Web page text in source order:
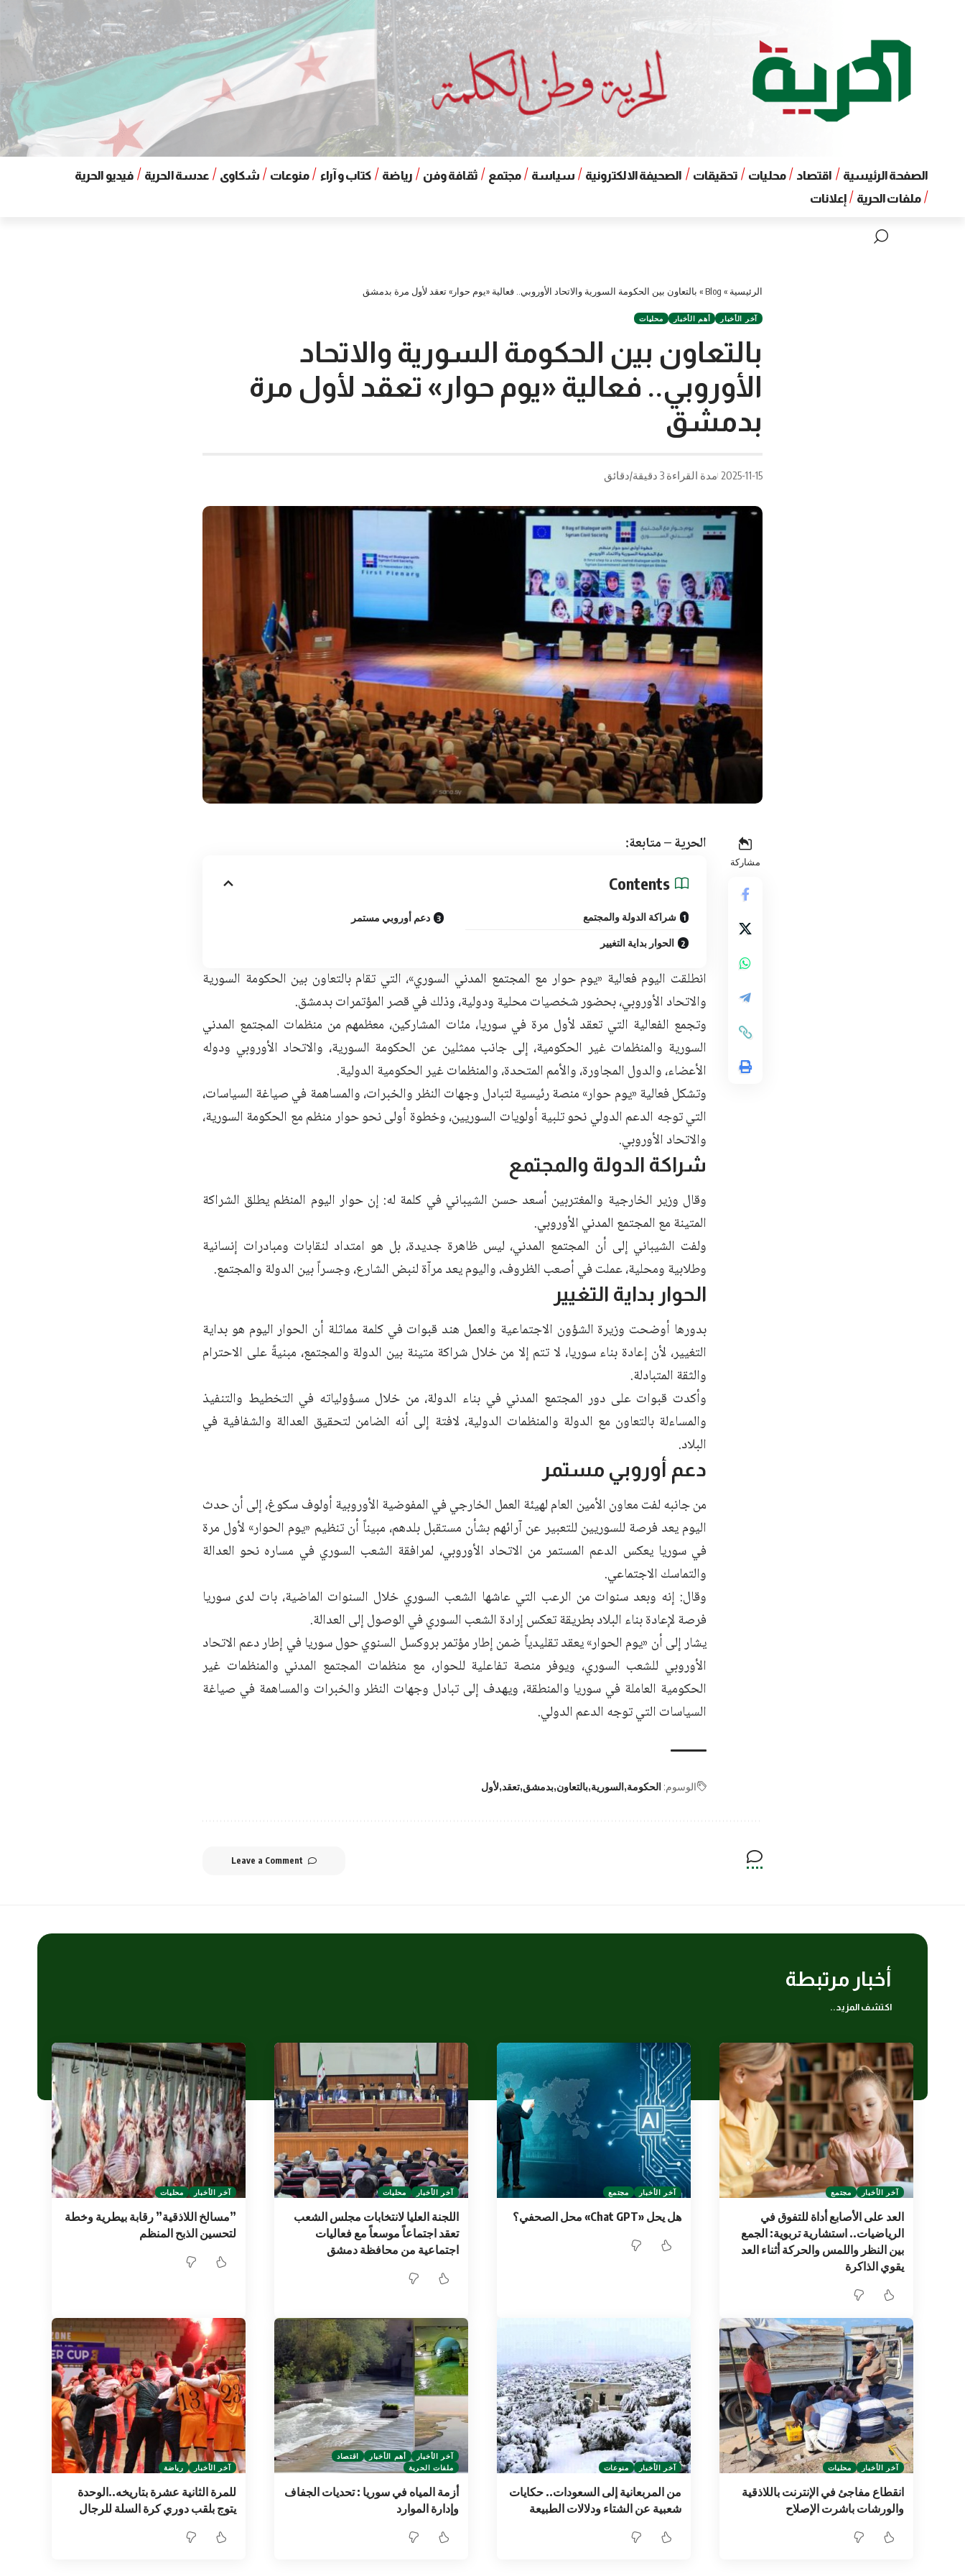
الصفحة الرئيسية اقتصاد محليات تحقيقات الصحيفة الالكترونية سياسة مجتمع ثقافة وفن رياضة كتاب و آراء منوعات شكاوى عدسة الحرية
فيديو الحرية
ملفات الحرية
إعلانات
الرئيسية »
Blog
» بالتعاون بين الحكومة السورية والاتحاد الأوروبي.. فعالية «يوم حوار» تعقد لأول مرة بدمشق
آخر الأخبار أهم الأخبار محليات
بالتعاون بين الحكومة السورية والاتحاد
الأوروبي.. فعالية «يوم حوار» تعقد لأول مرة
بدمشق
2025-11-15 مدة القراءة 3 دقيقة/دقائق
مشاركة
الحرية – متابعة:
Contents
شراكة الدولة والمجتمع
الحوار بداية التغيير
دعم أوروبي مستمر
انطلقت اليوم فعالية «يوم حوار مع المجتمع المدني السوري»، التي تقام بالتعاون بين الحكومة السورية
والاتحاد الأوروبي، بحضور شخصيات محلية ودولية، وذلك في قصر المؤتمرات بدمشق.
وتجمع الفعالية التي تعقد لأول مرة في سوريا، مئات المشاركين، معظمهم من منظمات المجتمع المدني
السورية والمنظمات غير الحكومية، إلى جانب ممثلين عن الحكومة السورية، والاتحاد الأوروبي ودوله
الأعضاء، والدول المجاورة، والأمم المتحدة، والمنظمات غير الحكومية الدولية.
وتشكل فعالية «يوم حوار» منصة رئيسية لتبادل وجهات النظر والخبرات، والمساهمة في صياغة السياسات،
التي توجه الدعم الدولي نحو تلبية أولويات السوريين، وخطوة أولى نحو حوار منظم مع الحكومة السورية،
والاتحاد الأوروبي.
شراكة الدولة والمجتمع
وقال وزير الخارجية والمغتربين أسعد حسن الشيباني في كلمة له: إن حوار اليوم المنظم يطلق الشراكة
المتينة مع المجتمع المدني الأوروبي.
ولفت الشيباني إلى أن المجتمع المدني، ليس ظاهرة جديدة، بل هو امتداد لنقابات ومبادرات إنسانية
وطلابية ومحلية، عملت في أصعب الظروف، واليوم يعد مرآة لنبض الشارع، وجسراً بين الدولة والمجتمع.
الحوار بداية التغيير
بدورها أوضحت وزيرة الشؤون الاجتماعية والعمل هند قبوات في كلمة مماثلة أن الحوار اليوم هو بداية
التغيير، لأن إعادة بناء سوريا، لا تتم إلا من خلال شراكة متينة بين الدولة والمجتمع، مبنيةً على الاحترام
والثقة المتبادلة.
وأكدت قبوات على دور المجتمع المدني في بناء الدولة، من خلال مسؤولياته في التخطيط والتنفيذ
والمساءلة بالتعاون مع الدولة والمنظمات الدولية، لافتة إلى أنه الضامن لتحقيق العدالة والشفافية في
البلاد.
دعم أوروبي مستمر
من جانبه لفت معاون الأمين العام لهيئة العمل الخارجي في المفوضية الأوروبية أولوف سكوغ، إلى أن حدث
اليوم يعد فرصة للسوريين للتعبير عن آرائهم بشأن مستقبل بلدهم، مبيناً أن تنظيم «يوم الحوار» لأول مرة
في سوريا يعكس الدعم المستمر من الاتحاد الأوروبي، لمرافقة الشعب السوري في مساره نحو العدالة
والتماسك الاجتماعي.
وقال: إنه وبعد سنوات من الرعب التي عاشها الشعب السوري خلال السنوات الماضية، بات لدى سوريا
فرصة لإعادة بناء البلاد بطريقة تعكس إرادة الشعب السوري في الوصول إلى العدالة.
يشار إلى أن «يوم الحوار» يعقد تقليدياً ضمن إطار مؤتمر بروكسل السنوي حول سوريا في إطار دعم الاتحاد
الأوروبي للشعب السوري، ويوفر منصة تفاعلية للحوار، مع منظمات المجتمع المدني والمنظمات غير
الحكومية العاملة في سوريا والمنطقة، ويهدف إلى تبادل وجهات النظر والخبرات والمساهمة في صياغة
السياسات التي توجه الدعم الدولي.
الوسوم: الحكومة السورية بالتعاون بدمشق تعقد لأول
Leave a Comment
أخبار مرتبطة
اكتشف المزيد..
آخر الأخبار مجتمع
العد على الأصابع أداة للتفوق في
الرياضيات.. استشارية تربوية: الجمع
بين النظر واللمس والحركة أثناء العد
يقوي الذاكرة
آخر الأخبار مجتمع
هل يحل «Chat GPT» محل الصحفي؟
آخر الأخبار محليات
اللجنة العليا لانتخابات مجلس الشعب
تعقد اجتماعاً موسعاً مع فعاليات
اجتماعية من محافظة دمشق
آخر الأخبار محليات
‌‌‏”مسالخ اللاذقية” رقابة بيطرية وخطة
لتحسين الذبح المنظم
آخر الأخبار محليات
انقطاع مفاجئ في الإنترنت باللاذقية
والورشات باشرت الإصلاح
آخر الأخبار منوعات
من المربعانية إلى السعودات.. حكايات
شعبية عن الشتاء ودلالات الطبيعة
آخر الأخبار أهم الأخبار
اقتصاد
ملفات الحرية
أزمة المياه في سوريا : تحديات الجفاف
وإدارة الموارد
آخر الأخبار رياضة
للمرة الثانية عشرة بتاريخه..الوحدة
يتوج بلقب دوري كرة السلة للرجال